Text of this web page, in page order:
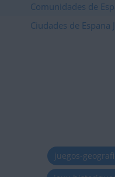
Comunidades de
Ciudades de Espana
juegos-